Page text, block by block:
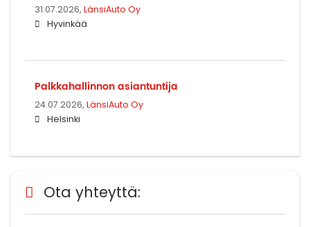
31.07.2026, LänsiAuto Oy
Hyvinkää
Palkkahallinnon asiantuntija
24.07.2026, LänsiAuto Oy
Helsinki
Ota yhteyttä: